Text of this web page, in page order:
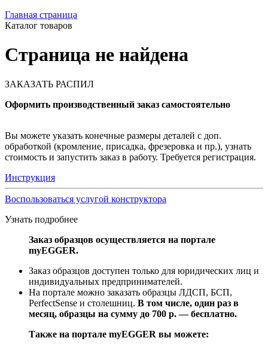
Главная страница
Каталог товаров
Страница не найдена
ЗАКАЗАТЬ РАСПИЛ
Оформить производственный заказ самостоятельно
Вы можете указать конечные размеры деталей с доп.
обработкой (кромление, присадка, фрезеровка и пр.), узнать
стоимость и запустить заказ в работу. Требуется регистрация.
Инструкция
Воспользоваться услугой конструктора
Узнать подробнее
Заказ образцов осуществляется на портале
myEGGER.
Заказ образцов доступен только для юридических лиц и
индивидуальных предпринимателей.
На портале можно заказать образцы ЛДСП, БСП,
PerfectSense и столешниц. В том числе, один раз в
месяц, образцы на сумму до 700 р. — бесплатно.
Также на портале myEGGER вы можете: